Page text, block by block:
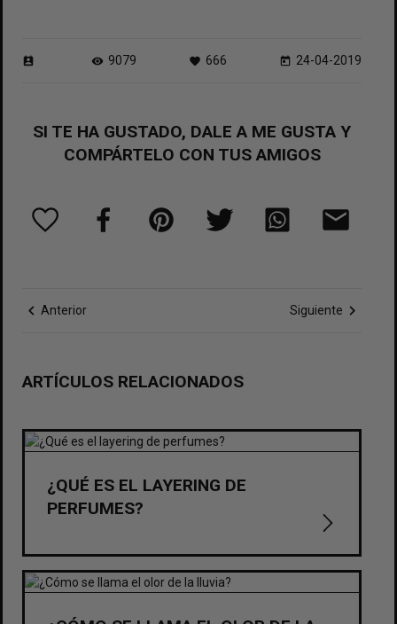
perm_contact_calendar visibility 9079 favorite 666 today 24-04-2019
SI TE HA GUSTADO, DALE A ME GUSTA Y
COMPÁRTELO CON TUS AMIGOS
chevron_left Anterior Siguiente chevron_right
ARTÍCULOS RELACIONADOS
¿QUÉ ES EL LAYERING DE
PERFUMES?